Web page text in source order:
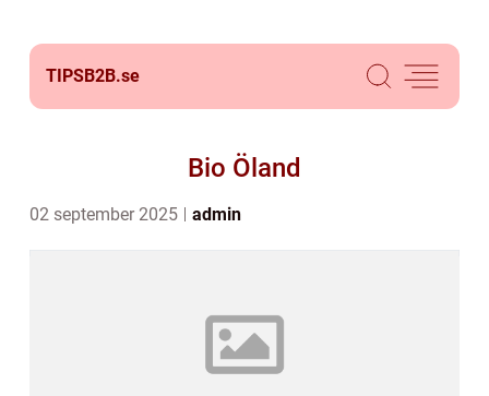
TIPSB2B.se
Bio Öland
02 september 2025 admin